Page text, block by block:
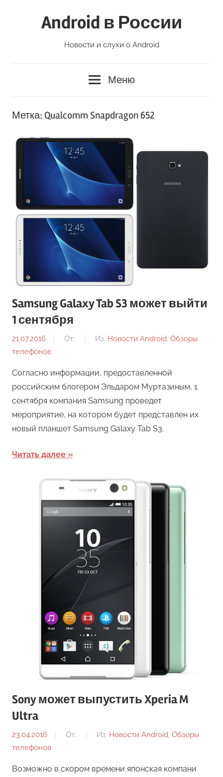
Android в России
Новости и слухи о Android
Меню
Метка: Qualcomm Snapdragon 652
Samsung Galaxy Tab S3 может выйти
1 сентября
21.07.2016 От: Из: Новости Android, Обзоры
телефонов
Согласно информации, предоставленной
российским блогером Эльдаром Муртазиным, 1
сентября компания Samsung проведет
мероприятие, на котором будет представлен их
новый планшет Samsung Galaxy Tab S3.
Читать далее
Sony может выпустить Xperia M
Ultra
23.04.2016 От: Из: Новости Android, Обзоры
телефонов
Возможно в скором времени японская компани